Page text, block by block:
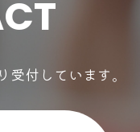
付しています。